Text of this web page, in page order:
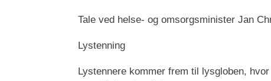
Tale ved helse- og omsorgsminister Jan
Lystenning
Lystennere kommer frem til lysgloben,